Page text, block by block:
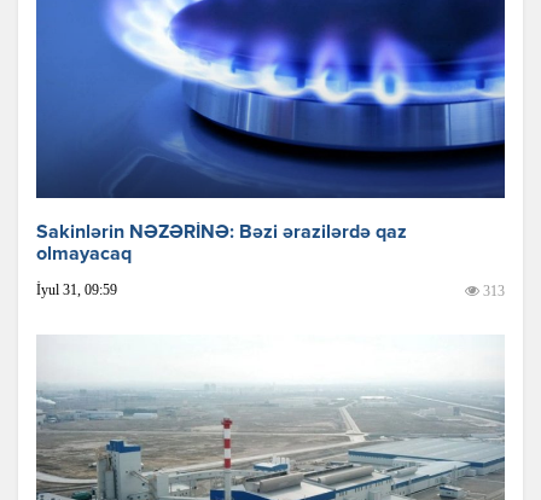
Sakinlərin NƏZƏRİNƏ: Bəzi ərazilərdə qaz
olmayacaq
İyul 31, 09:59 313